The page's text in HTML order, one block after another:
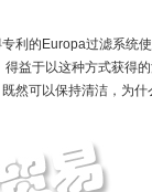
利的Europa过滤系统
益于以这种方式获得
然可以保持清洁，为